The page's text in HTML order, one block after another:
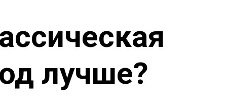
лучше?